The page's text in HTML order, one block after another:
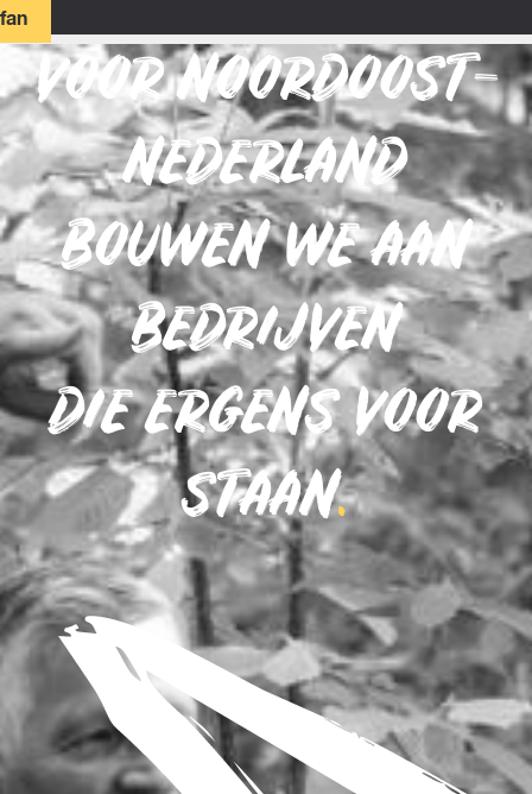
fan
VOOR NOORDOOST-
NEDERLAND
BOUWEN WE AAN
BEDRIJVEN
DIE ERGENS VOOR
STAAN.